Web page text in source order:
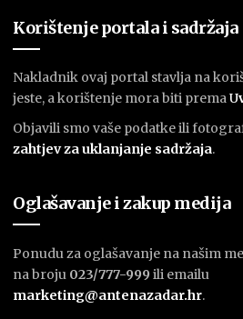
Korištenje portala i sadržaja
Nakladnik ovaj portal stavlja na
jeste, a korištenje mora biti premaU
Objavili smo vaše podatke ili
zahtjev za uklanjanje sadržaja.
Oglašavanje i zakup medija
Ponudu za oglašavanje na našim
na broju 023/777-999 ili emailu
marketing@antenazadar.hr.